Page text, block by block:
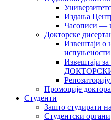
Издања
Часописи —
Докторске
Извештаји о
испуњености
Извештаји
Промоције
Студенти
Зашто студирати
Студентски органи